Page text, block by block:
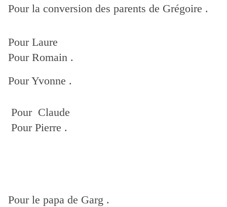
Pour la conversion des parents de Grégoire .
Pour Laure
Pour Romain .
Pour Yvonne .
Pour Claude
Pour Pierre .
Pour le papa de Garg .